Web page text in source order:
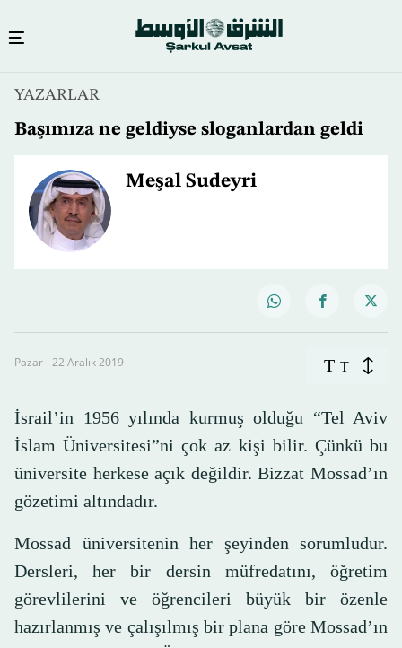
YAZARLAR
​Başımıza ne geldiyse sloganlardan geldi
Meşal Sudeyri
Pazar - 22 Aralık 2019 T T
İsrail’in 1956 yılında kurmuş olduğu “Tel Aviv
İslam Üniversitesi”ni çok az kişi bilir. Çünkü bu
üniversite herkese açık değildir. Bizzat Mossad’ın
gözetimi altındadır.
Mossad üniversitenin her şeyinden sorumludur.
Dersleri, her bir dersin müfredatını, öğretim
görevlilerini ve öğrencileri büyük bir özenle
hazırlanmış ve çalışılmış bir plana göre Mossad’ın